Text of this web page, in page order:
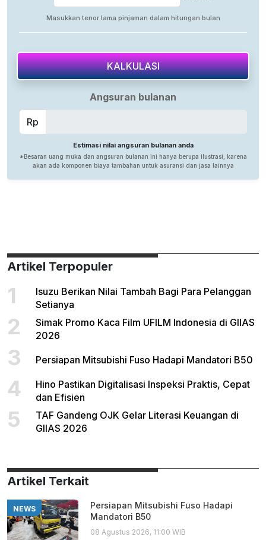
Artikel Terpopuler
1
Isuzu Berikan Nilai Tambah Bagi Para Pelanggan
Setianya
2
Simak Promo Kaca Film UFILM Indonesia di GIIAS
2026
3 Persiapan Mitsubishi Fuso Hadapi Mandatori B50
4
Hino Pastikan Digitalisasi Inspeksi Praktis, Cepat
dan Efisien
5
TAF Gandeng OJK Gelar Literasi Keuangan di
GIIAS 2026
Artikel Terkait
NEWS
Persiapan Mitsubishi Fuso Hadapi
Mandatori B50
08 Agustus 2026, 11:00 WIB